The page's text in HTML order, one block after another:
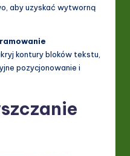
aby uzyskać wytworną
kontury bloków tekstu,
pozycjonowanie i